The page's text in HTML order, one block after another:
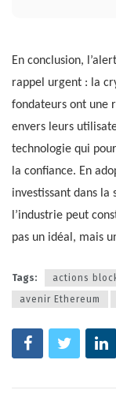
En conclusion,
rappel urgent : la
fondateurs ont une
envers leurs
technologie qui
la confiance. En
investissant dans
l’industrie peut
pas un idéal, mais
Tags: actions
avenir Ethereum